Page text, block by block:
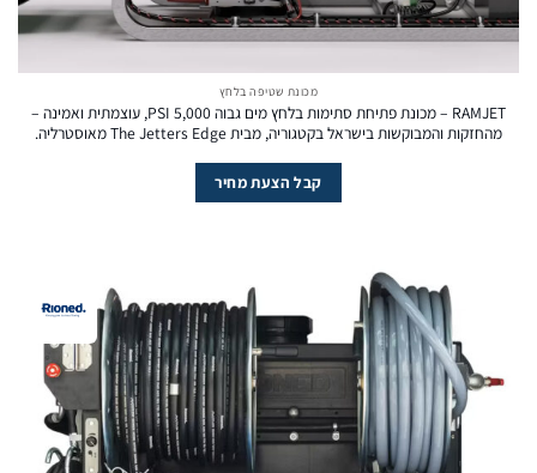
מכונת שטיפה בלחץ
RAMJET – מכונת פתיחת סתימות בלחץ מים גבוה 5,000 PSI, עוצמתית ואמינה –
מהחזקות והמבוקשות בישראל בקטגוריה, מבית The Jetters Edge מאוסטרליה.
קבל הצעת מחיר